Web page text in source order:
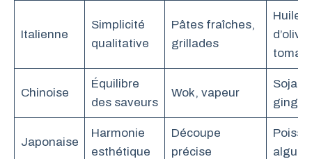
Italienne
Simplicité
qualitative
Pâtes fraîches,
grillades
Huile
d’olive,
Chinoise
Équilibre
des saveurs
Wok, vapeur
Soja,
Japonaise
Harmonie
esthétique
Découpe
précise
algues